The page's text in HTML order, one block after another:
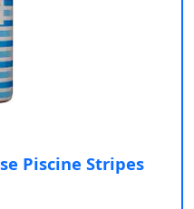
Piscine Stripes